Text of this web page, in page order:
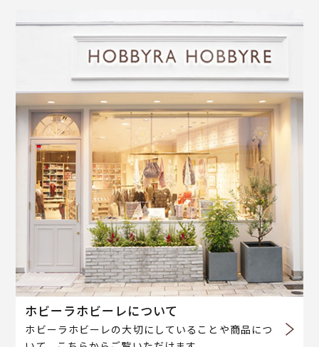
ホビーラホビーレについて
ホビーラホビーレの大切にしていることや商品につ